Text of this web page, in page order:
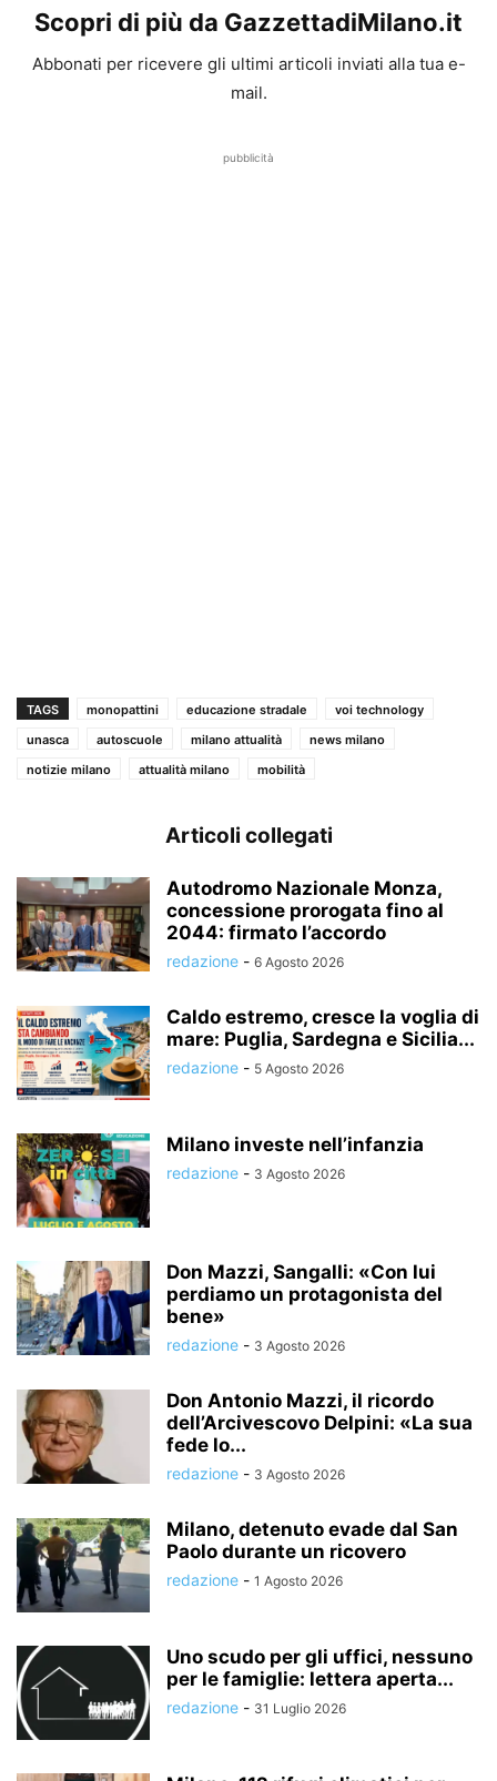
Scopri di più da GazzettadiMilano.it
Abbonati per ricevere gli ultimi articoli inviati alla tua e-
mail.
pubblicità
TAGS monopattini educazione stradale
voi technology
unasca
autoscuole milano attualità
news milano
notizie milano
attualità milano mobilità
Articoli collegati
Autodromo Nazionale Monza,
concessione prorogata fino al
2044: firmato l’accordo
redazione - 6 Agosto 2026
Caldo estremo, cresce la voglia di
mare: Puglia, Sardegna e Sicilia...
redazione - 5 Agosto 2026
Milano investe nell’infanzia
redazione - 3 Agosto 2026
Don Mazzi, Sangalli: «Con lui
perdiamo un protagonista del
bene»
redazione - 3 Agosto 2026
Don Antonio Mazzi, il ricordo
dell’Arcivescovo Delpini: «La sua
fede lo...
redazione - 3 Agosto 2026
Milano, detenuto evade dal San
Paolo durante un ricovero
redazione - 1 Agosto 2026
Uno scudo per gli uffici, nessuno
per le famiglie: lettera aperta...
redazione - 31 Luglio 2026